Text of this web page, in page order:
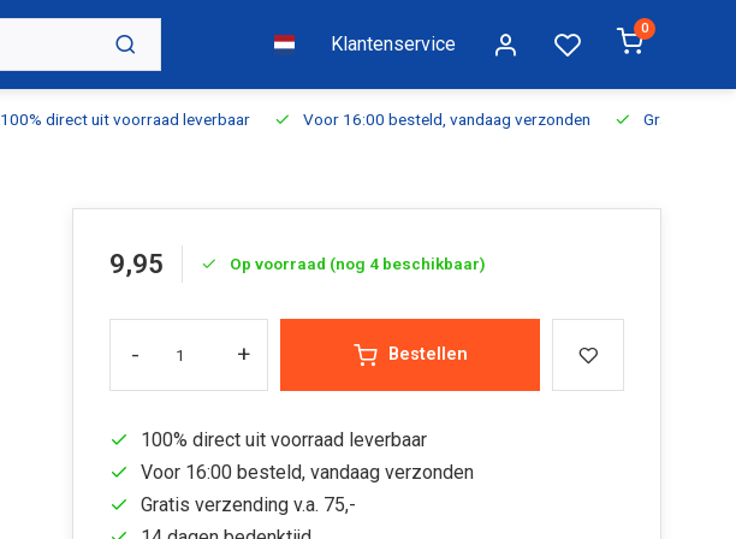
Klantenservice
0
100% direct uit voorraad leverbaar Voor 16:00 besteld, vandaag verzonden Gratis
9,95 Op voorraad (nog 4 beschikbaar)
- + Bestellen
100% direct uit voorraad leverbaar
Voor 16:00 besteld, vandaag verzonden
Gratis verzending v.a. 75,-